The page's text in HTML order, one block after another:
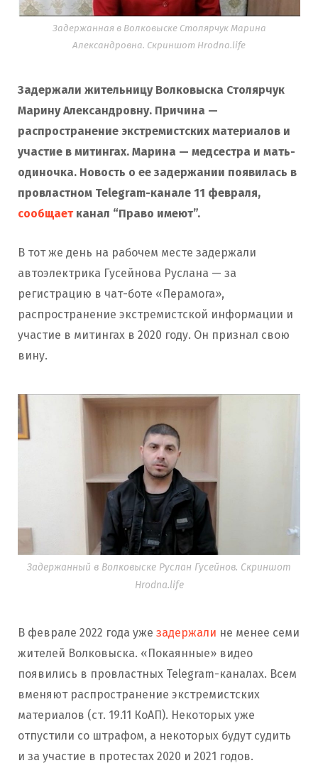
Задержанная в Волковыске Столярчук Марина
Александровна. Скриншот Hrodna.life
Задержали жительницу Волковыска Столярчук
Марину Александровну. Причина —
распространение экстремистских материалов и
участие в митингах. Марина — медсестра и мать-
одиночка. Новость о ее задержании появилась в
провластном Telegram-канале 11 февраля,
сообщаетканал “Право имеют”.
В тот же день на рабочем месте задержали
автоэлектрика Гусейнова Руслана — за
регистрацию в чат-боте «Перамога»,
распространение экстремистской информации и
участие в митингах в 2020 году. Он признал свою
вину.
Задержанный в Волковыске Руслан Гусейнов. Скриншот
Hrodna.life
В феврале 2022 года уже задержали не менее семи
жителей Волковыска. «Покаянные» видео
появились в провластных Telegram-каналах. Всем
вменяют распространение экстремистских
материалов (ст. 19.11 КоАП). Некоторых уже
отпустили со штрафом, а некоторых будут судить
и за участие в протестах 2020 и 2021 годов.